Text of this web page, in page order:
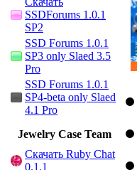
SSDForums 1.0.1
SP2
SSD Forums 1.0.1
SP3 only Slaed 3.5
Pro
SSD Forums 1.0.1
SP4-beta only Slaed
4.1 Pro
Jewelry Сase Team
Скачать Ruby Chat
0.1.1